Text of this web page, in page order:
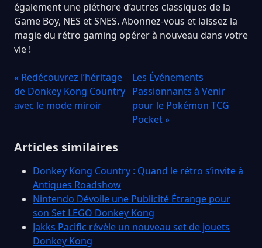
également une pléthore d’autres classiques de la
Game Boy, NES et SNES. Abonnez-vous et laissez la
magie du rétro gaming opérer à nouveau dans votre
vie !
« Redécouvrez l’héritage
de Donkey Kong Country
avec le mode miroir
Les Événements
Passionnants à Venir
pour le Pokémon TCG
Pocket »
Articles similaires
Donkey Kong Country : Quand le rétro s’invite à
Antiques Roadshow
Nintendo Dévoile une Publicité Étrange pour
son Set LEGO Donkey Kong
Jakks Pacific révèle un nouveau set de jouets
Donkey Kong